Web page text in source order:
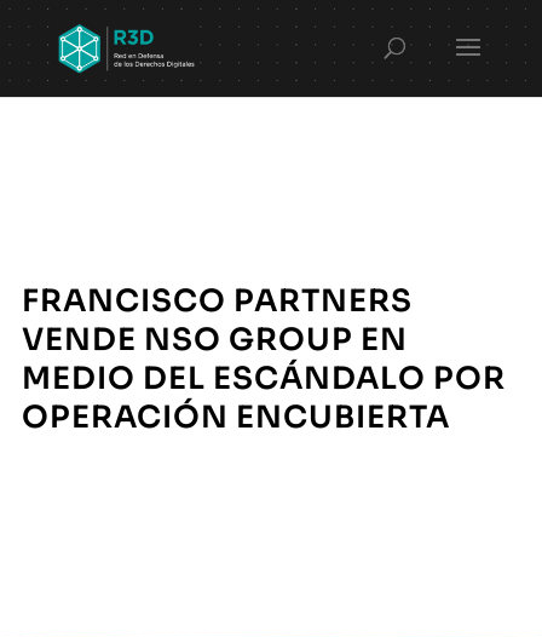
FRANCISCO PARTNERS
VENDE NSO GROUP EN
MEDIO DEL ESCÁNDALO POR
OPERACIÓN ENCUBIERTA